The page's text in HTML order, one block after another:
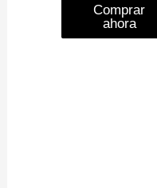
Comprar
ahora